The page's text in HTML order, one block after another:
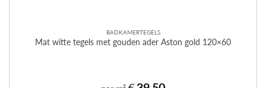
BADKAMERTEGELS
Mat witte tegels met gouden ader Aston gold 120×60